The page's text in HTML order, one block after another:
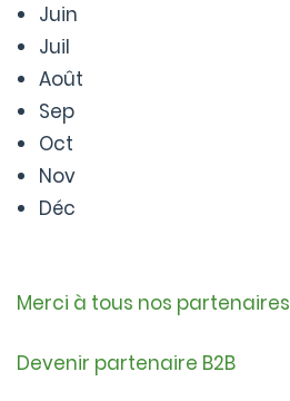
Juin
Juil
Août
Sep
Oct
Nov
Déc
Merci à tous nos partenaires
Devenir partenaire B2B